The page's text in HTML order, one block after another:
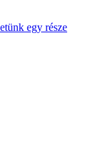
egy része